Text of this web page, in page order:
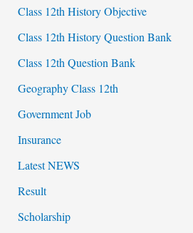
Class 12th History Objective
Class 12th History Question Bank
Class 12th Question Bank
Geography Class 12th
Government Job
Insurance
Latest NEWS
Result
Scholarship